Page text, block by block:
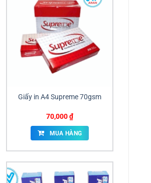
Giấy in A4 Supreme 70gsm
70,000₫
MUA HÀNG